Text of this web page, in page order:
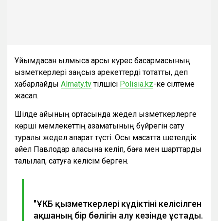
Ұйымдасқан қылмысқа қарсы күрес басқармасының
қызметкерлері заңсыз әрекеттерді тоқтатты, деп
хабарлайды Almaty.tvтілшісі Polisia.kz-ке сілтеме
жасап.
Шілде айының ортасында жедел қызметкерлерге
көрші мемлекеттің азаматының бүйрегін сату
туралы жедел ақпарат түсті. Осы мақсатта шетелдік
әйел Павлодар қаласына келіп, баға мен шарттарды
талқылап, сатуға келісім берген.
"ҰҚҚКБ қызметкерлері күдіктіні келісілген
ақшаның бір бөлігін алу кезінде ұстады.